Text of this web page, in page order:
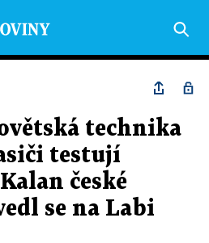
technika
testují
české
se na Labi